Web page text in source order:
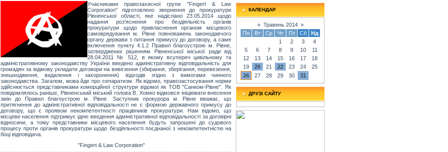
Учасниками правозахисної групи "Fingert & Law
Corporation" підготовлено звернення до прокуратури
Рівненської області, яке надіслано 23.05.2014 щодо
надання роз'яснення про бездіяльність органів
прокуратури щодо привласнення органом місцевого
самоврядування м. Рівне повноважень законодавчого
органу держави з питання примусу до договору, а саме
включення пункту 4.1.2 Правил благоустрою м. Рівне,
затверджених рішенням Рівненської міської ради від
28.04.2011 № 512, в якому всупереч цивільному та
адміністративному законодавству України введено адміністративну відповідальність для
громадян за відмову укладати договори на вивезення (збирання, зберігання, перевезення,
знешкодження, видалення і захоронення) відходів згідно з вимогами чинного
законодавства. Загалом, мова йде про сепаратизм. Як відомо, правозастосування норми
здійснюється представниками комерційної структури відомої як ТОВ "Санком-Рівне". Як
повідомлялось раніше, Рівненський міський голова В. Хомко відмовся ініціювати внесення
змін до Правил благоустрою м. Рівне. Заступник прокурора м. Рівне вважає, що
притягнення до адміністративної відповідальності не є формою державного примусу до
договору, що є проявом некомпетентності працівників прокуратури. Нам відомо, що
місцеве населення підтримує ідею введення адміністративної відповідальності за договірні
відносини, а тому представники місцевого населення будуть запрошені до судового
процесу проти органів прокуратури щодо бездіяльності поєднаної з некомпетентністю на
боці відповідача.
"Fingert & Law Corporation"
КАЛЕНДАР
« Травень 2014 »
Пн
Вт Ср Чт Пт Сб
Нд
1
2 3
4
5
6 7 8 9 10
11
12
13 14 15 16 17
18
19
20 21 22 23 24
25
26
27 28 29 30 31
ДРУЗІ САЙТУ